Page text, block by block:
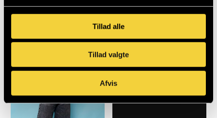
Tillad alle
Tillad valgte
Afvis